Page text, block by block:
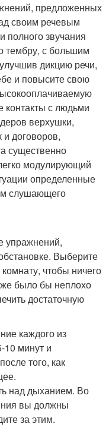
предложенных
своим речевым
полного звучания
тембру, с большим
дикцию речи,
и повысите свою
с людьми
верхушки,
договоров,
существенно
модулирующий
определенные
слушающего
упражнений,
Выберите
чтобы ничего
было бы неплохо
достаточную
каждого из
10 минут и
того, как
над дыханием. Во
вы должны
за этим.